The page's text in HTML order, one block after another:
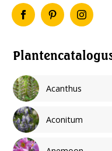
Acanthus
Aconitum